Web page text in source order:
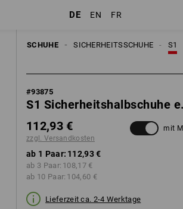
DE EN FR
SCHUHE S1
SICHERHEITSSCHUHE
#93875
S1 Sicherheitshalbschuhe
112,93 €
zzgl. Versandkosten
mit
ab 1 Paar: 112,93 €
ab 3 Paar: 108,17 €
ab 10 Paar: 104,60 €
Lieferzeit ca. 2-4 Werktage